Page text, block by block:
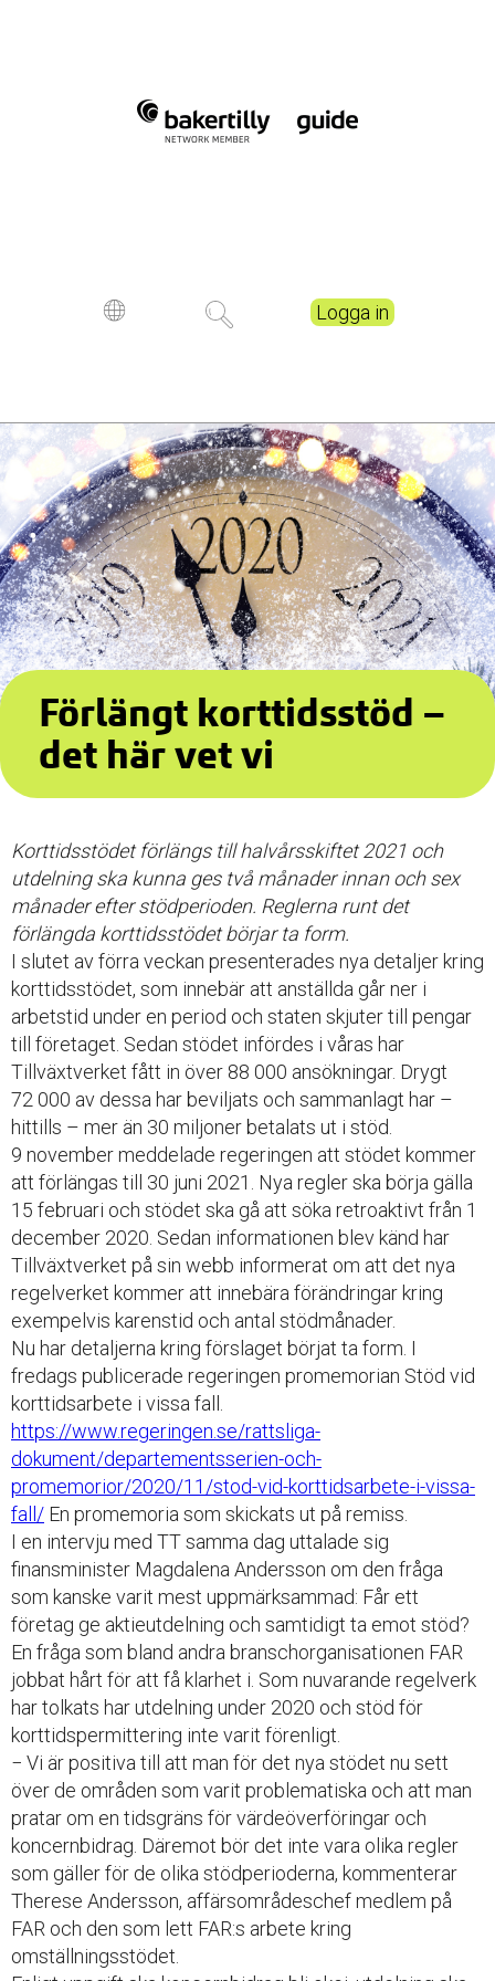
Logga in
Förlängt korttidsstöd –
det här vet vi
Korttidsstödet förlängs till halvårsskiftet 2021 och
utdelning ska kunna ges två månader innan och sex
månader efter stödperioden. Reglerna runt det
förlängda korttidsstödet börjar ta form.
I slutet av förra veckan presenterades nya detaljer kring
korttidsstödet, som innebär att anställda går ner i
arbetstid under en period och staten skjuter till pengar
till företaget. Sedan stödet infördes i våras har
Tillväxtverket fått in över 88 000 ansökningar. Drygt
72 000 av dessa har beviljats och sammanlagt har –
hittills – mer än 30 miljoner betalats ut i stöd.
9 november meddelade regeringen att stödet kommer
att förlängas till 30 juni 2021. Nya regler ska börja gälla
15 februari och stödet ska gå att söka retroaktivt från 1
december 2020. Sedan informationen blev känd har
Tillväxtverket på sin webb informerat om att det nya
regelverket kommer att innebära förändringar kring
exempelvis karenstid och antal stödmånader.
Nu har detaljerna kring förslaget börjat ta form. I
fredags publicerade regeringen promemorian Stöd vid
korttidsarbete i vissa fall.
https://www.regeringen.se/rattsliga-
dokument/departementsserien-och-
promemorior/2020/11/stod-vid-korttidsarbete-i-vissa-
fall/ En promemoria som skickats ut på remiss.
I en intervju med TT samma dag uttalade sig
finansminister Magdalena Andersson om den fråga
som kanske varit mest uppmärksammad: Får ett
företag ge aktieutdelning och samtidigt ta emot stöd?
En fråga som bland andra branschorganisationen FAR
jobbat hårt för att få klarhet i. Som nuvarande regelverk
har tolkats har utdelning under 2020 och stöd för
korttidspermittering inte varit förenligt.
− Vi är positiva till att man för det nya stödet nu sett
över de områden som varit problematiska och att man
pratar om en tidsgräns för värdeöverföringar och
koncernbidrag. Däremot bör det inte vara olika regler
som gäller för de olika stödperioderna, kommenterar
Therese Andersson, affärsområdeschef medlem på
FAR och den som lett FAR:s arbete kring
omställningsstödet.